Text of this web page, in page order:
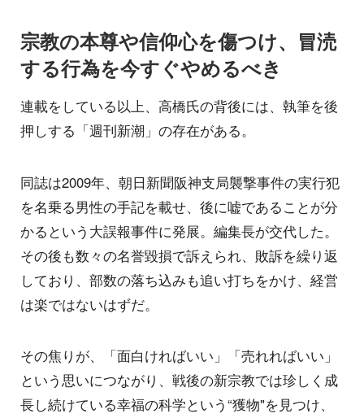
宗教の本尊や信仰心を傷つけ、冒涜
する行為を今すぐやめるべき
連載をしている以上、高橋氏の背後には、執筆を後
押しする「週刊新潮」の存在がある。
同誌は2009年、朝日新聞阪神支局襲撃事件の実行犯
を名乗る男性の手記を載せ、後に嘘であることが分
かるという大誤報事件に発展。編集長が交代した。
その後も数々の名誉毀損で訴えられ、敗訴を繰り返
しており、部数の落ち込みも追い打ちをかけ、経営
は楽ではないはずだ。
その焦りが、「面白ければいい」「売れればいい」
という思いにつながり、戦後の新宗教では珍しく成
長し続けている幸福の科学という“獲物"を見つけ、